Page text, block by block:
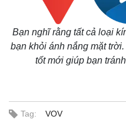
Bạn nghĩ rằng tất cả loại
bạn khỏi ánh nắng mặt
tốt mới giúp bạn
Tag: VOV